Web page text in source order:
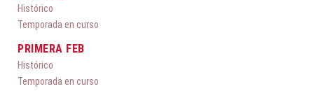
Histórico
Temporada en curso
PRIMERA FEB
Histórico
Temporada en curso